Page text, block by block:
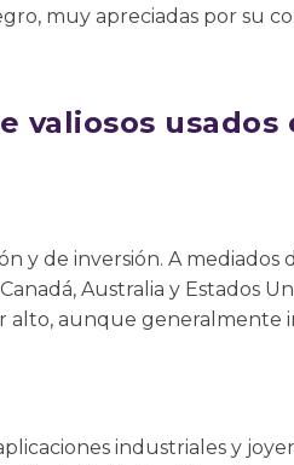
muy apreciadas por su
valiosos usados
y de inversión. A mediados
Australia y Estados
alto, aunque generalmente
industriales y